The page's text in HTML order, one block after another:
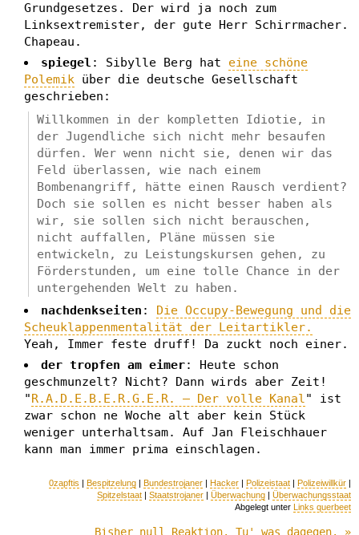
Grundgesetzes. Der wird ja noch zum
Linksextremister, der gute Herr Schirrmacher.
Chapeau.
spiegel : Sibylle Berg hat eine schöne
Polemik über die deutsche Gesellschaft
geschrieben:
Willkommen in der kompletten Idiotie, in
der Jugendliche sich nicht mehr besaufen
dürfen. Wer wenn nicht sie, denen wir das
Feld überlassen, wie nach einem
Bombenangriff, hätte einen Rausch verdient?
Doch sie sollen es nicht besser haben als
wir, sie sollen sich nicht berauschen,
nicht auffallen, Pläne müssen sie
entwickeln, zu Leistungskursen gehen, zu
Förderstunden, um eine tolle Chance in der
untergehenden Welt zu haben.
nachdenkseiten : Die Occupy-Bewegung und die
Scheuklappenmentalität der Leitartikler.
Yeah, Immer feste druff! Da zuckt noch einer.
der tropfen am eimer: Heute schon
geschmunzelt? Nicht? Dann wirds aber Zeit!
"R.A.D.E.B.E.R.G.E.R. – Der volle Kanal" ist
zwar schon ne Woche alt aber kein Stück
weniger unterhaltsam. Auf Jan Fleischhauer
kann man immer prima einschlagen.
0zapftis Bespitzelung Bundestrojaner Hacker Polizeistaat Polizeiwillkür
Spitzelstaat
Staatstrojaner Überwachung
Überwachungsstaat
Abgelegt unter
Links querbeet